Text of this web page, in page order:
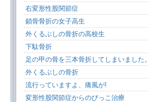
右変形性股関節症
鎖骨骨折の女子高生
外くるぶしの骨折の高校生
下駄骨折
足の甲の骨を三本骨折してしまいました。
外くるぶしの骨折
流行っていますよ、痛風が!
変形性股関節症からのびっこ治療